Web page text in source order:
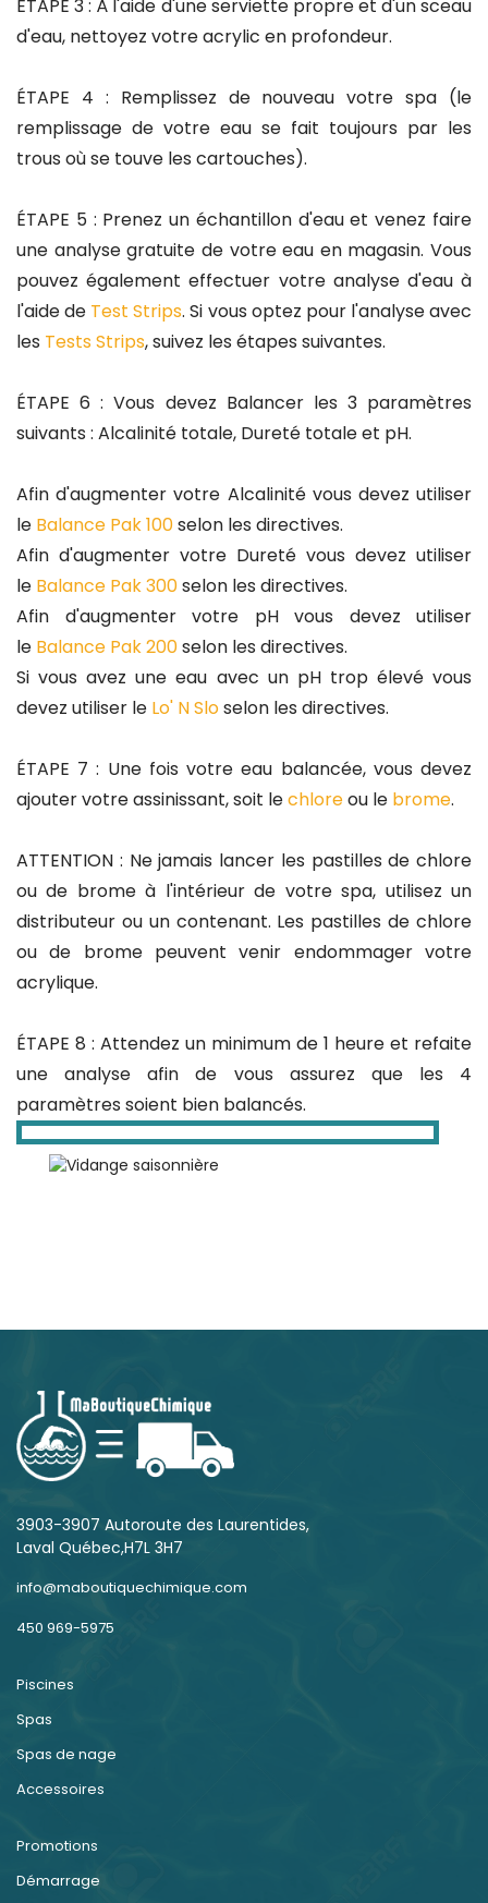
ÉTAPE 3 : À l'aide d'une serviette propre et d'un sceau
d'eau, nettoyez votre acrylic en profondeur.
ÉTAPE 4 : Remplissez de nouveau votre spa (le
remplissage de votre eau se fait toujours par les
trous où se touve les cartouches).
ÉTAPE 5 : Prenez un échantillon d'eau et venez faire
une analyse gratuite de votre eau en magasin. Vous
pouvez également effectuer votre analyse d'eau à
l'aide de Test Strips. Si vous optez pour l'analyse avec
les Tests Strips, suivez les étapes suivantes.
ÉTAPE 6 : Vous devez Balancer les 3 paramètres
suivants : Alcalinité totale, Dureté totale et pH.
Afin d'augmenter votre Alcalinité vous devez utiliser
le Balance Pak 100selon les directives.
Afin d'augmenter votre Dureté vous devez utiliser
le Balance Pak 300selon les directives.
Afin d'augmenter votre pH vous devez utiliser
le Balance Pak 200selon les directives.
Si vous avez une eau avec un pH trop élevé vous
devez utiliser le Lo' N Sloselon les directives.
ÉTAPE 7 : Une fois votre eau balancée, vous devez
ajouter votre assinissant, soit lechloreou le brome.
ATTENTION : Ne jamais lancer les pastilles de chlore
ou de brome à l'intérieur de votre spa, utilisez un
distributeur ou un contenant. Les pastilles de chlore
ou de brome peuvent venir endommager votre
acrylique.
ÉTAPE 8 : Attendez un minimum de 1 heure et refaite
une analyse afin de vous assurez que les 4
paramètres soient bien balancés.
3903-3907 Autoroute des Laurentides,
Laval Québec,H7L 3H7
info@maboutiquechimique.com
450 969-5975
Piscines
Spas
Spas de nage
Accessoires
Promotions
Démarrage